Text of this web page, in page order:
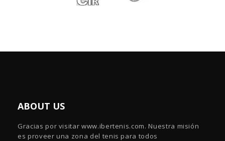
ABOUT US
Gracias por visitar www.ibertenis.com. Nuestra misión
es proveer una zona del tenis para todos